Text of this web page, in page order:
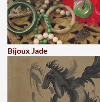
Bijoux Jade